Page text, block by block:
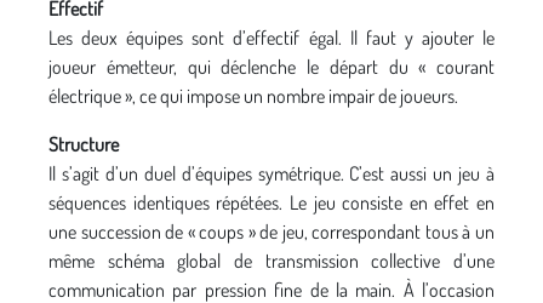
Effectif
Les deux équipes sont d’effectif égal. Il faut y ajouter le
joueur émetteur, qui déclenche le départ du « courant
électrique », ce qui impose un nombre impair de joueurs.
Structure
Il s’agit d’un duel d’équipes symétrique. C’est aussi un jeu à
séquences identiques répétées. Le jeu consiste en effet en
une succession de « coups » de jeu, correspondant tous à un
même schéma global de transmission collective d’une
communication par pression fine de la main. À l’occasion